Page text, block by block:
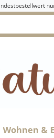
Wohnen &